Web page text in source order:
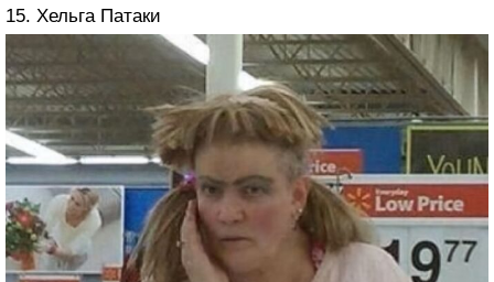
15. Хельга Патаки